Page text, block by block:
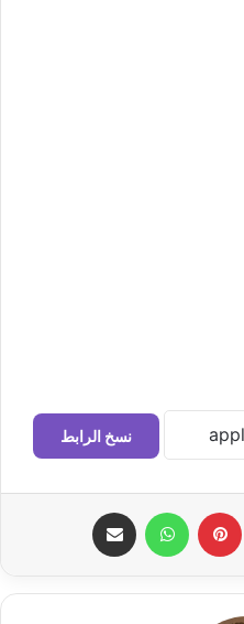
نسخ الرابط
لينكدإن بينتيريست واتساب